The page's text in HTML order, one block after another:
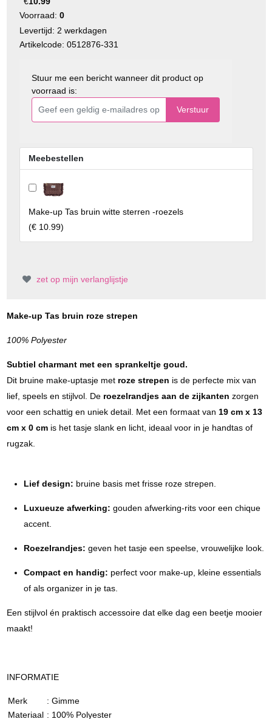
Voorraad: 0
Levertijd: 2 werkdagen
Artikelcode: 0512876-331
Stuur me een bericht wanneer dit product op
voorraad is:
Verstuur
Meebestellen
Make-up Tas bruin witte sterren -roezels
(€ 10.99)
zet op mijn verlanglijstje
Make-up Tas bruin roze strepen
100% Polyester
Subtiel charmant met een sprankeltje goud.
Dit bruine make-uptasje met roze strepen is de perfecte mix van
lief, speels en stijlvol. De roezelrandjes aan de zijkanten zorgen
voor een schattig en uniek detail. Met een formaat van 19 cm x 13
cm x 0 cmis het tasje slank en licht, ideaal voor in je handtas of
rugzak.
Lief design: bruine basis met frisse roze strepen.
Luxueuze afwerking: gouden afwerking-rits voor een chique
accent.
Roezelrandjes: geven het tasje een speelse, vrouwelijke look.
Compact en handig: perfect voor make-up, kleine essentials
of als organizer in je tas.
Een stijlvol én praktisch accessoire dat elke dag een beetje mooier
maakt!
INFORMATIE
Merk
: Gimme
Materiaal : 100% Polyester